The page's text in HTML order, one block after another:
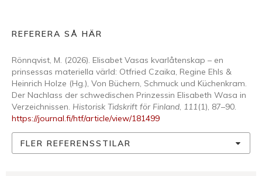
REFERERA SÅ HÄR
Rönnqvist, M. (2026). Elisabet Vasas kvarlåtenskap – en
prinsessas materiella värld: Otfried Czaika, Regine Ehls &
Heinrich Holze (Hg.), Von Büchern, Schmuck und Küchenkram.
Der Nachlass der schwedischen Prinzessin Elisabeth Wasa in
Verzeichnissen. Historisk Tidskrift för Finland, 111(1), 87–90.
https://journal.fi/htf/article/view/181499
FLER REFERENSSTILAR